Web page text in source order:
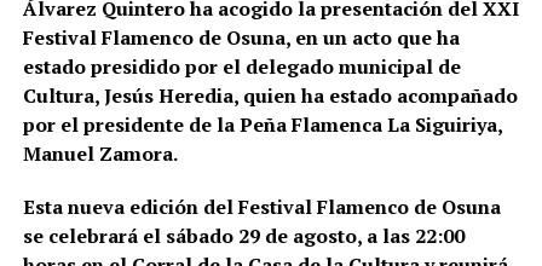
Puebla de Cazalla, Valencia, Badajoz y Córdoba,
además del registro de un domicilio particular en La
Puebla de Cazalla. La información oficial no precisa,
al menos por ahora, cuántas de las nueve empresas
registradas se encontraban concretamente en el
municipio sevillano, por lo que no sería correcto
La operación se desarrolló bajo la dirección de la
Álvarez Quintero ha acogido la presentación del XXI
Festival Flamenco de Osuna, en un acto que ha
estado presidido por el delegado municipal de
Cultura, Jesús Heredia, quien ha estado acompañado
por el presidente de la Peña Flamenca La Siguiriya,
Manuel Zamora.
Esta nueva edición del Festival Flamenco de Osuna
se celebrará el sábado 29 de agosto, a las 22:00